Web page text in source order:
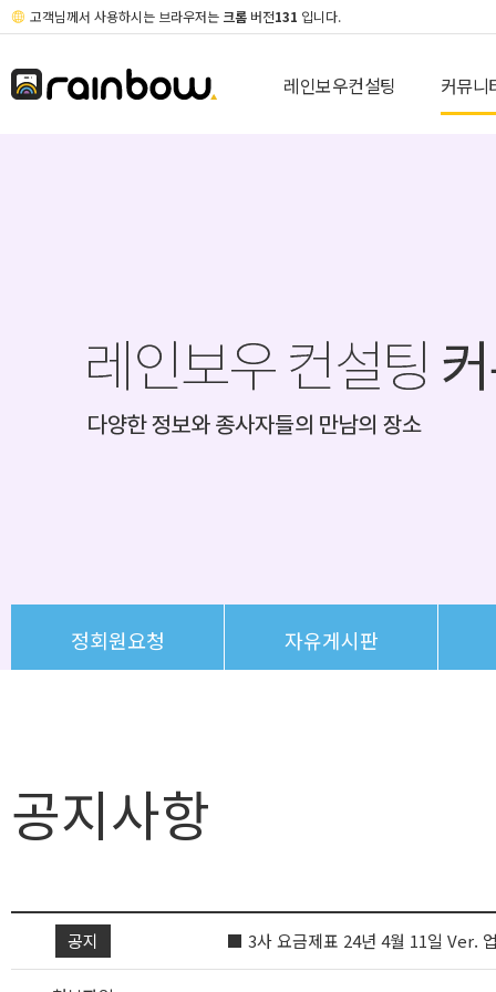
고객님께서 사용하시는 브라우저는 크롬 버전131 입니다.
레인보우컨설팅 커뮤니
정회원요청 자유게시판
공지사항
공지 ■ 3사 요금제표 24년 4월 11일 Ver.